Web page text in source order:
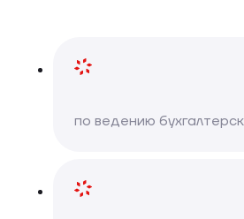
по ведению